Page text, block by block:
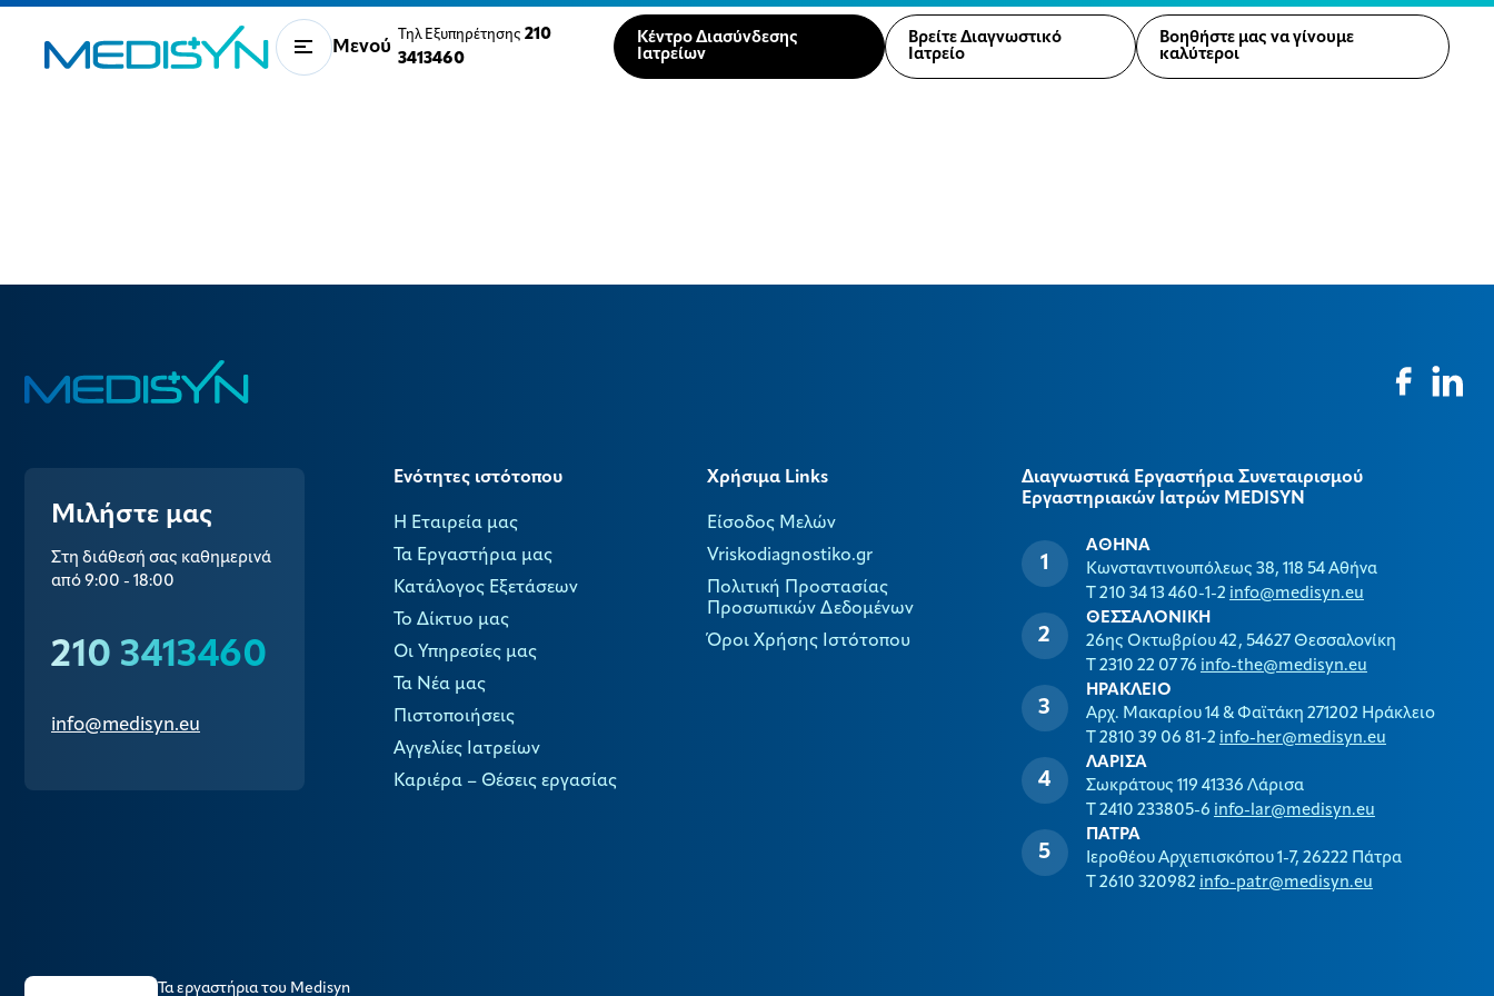
Μενού
Τηλ Εξυπηρέτησης 210
3413460
Κέντρο Διασύνδεσης
Ιατρείων
Βρείτε Διαγνωστικό
Ιατρείο
Βοηθήστε μας να γίνουμε
καλύτεροι
Μιλήστε μας
Στη διάθεσή σας καθημερινά
από 9:00 - 18:00
210 3413460
info@medisyn.eu
Ενότητες ιστότοπου
Η Εταιρεία μας
Τα Εργαστήρια μας
Κατάλογος Εξετάσεων
Το Δίκτυο μας
Οι Υπηρεσίες μας
Τα Νέα μας
Πιστοποιήσεις
Αγγελίες Ιατρείων
Καριέρα – Θέσεις εργασίας
Χρήσιμα Links
Είσοδος Μελών
Vriskodiagnostiko.gr
Πολιτική Προστασίας
Προσωπικών Δεδομένων
Όροι Χρήσης Ιστότοπου
Διαγνωστικά Εργαστήρια Συνεταιρισμού
Εργαστηριακών Ιατρών MEDISYΝ
ΑΘΗΝΑ
Κωνσταντινουπόλεως 38, 118 54 Αθήνα
T 210 34 13 460-1-2 info@medisyn.eu
ΘΕΣΣΑΛΟΝΙΚΗ
26ης Οκτωβρίου 42, 54627 Θεσσαλονίκη
T 2310 22 07 76 info-the@medisyn.eu
ΗΡΑΚΛΕΙΟ
Αρχ. Μακαρίου 14 & Φαϊτάκη 271202 Ηράκλειο
T 2810 39 06 81-2 info-her@medisyn.eu
ΛΑΡΙΣΑ
Σωκράτους 119 41336 Λάρισα
T 2410 233805-6 info-lar@medisyn.eu
ΠΑΤΡΑ
Ιεροθέου Αρχιεπισκόπου 1-7, 26222 Πάτρα
T 2610 320982 info-patr@medisyn.eu
Τα εργαστήρια του Medisyn